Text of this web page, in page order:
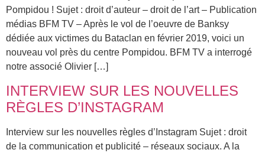
Pompidou ! Sujet : droit d’auteur – droit de l’art – Publication
médias BFM TV – Après le vol de l’oeuvre de Banksy
dédiée aux victimes du Bataclan en février 2019, voici un
nouveau vol près du centre Pompidou. BFM TV a interrogé
notre associé Olivier […]
INTERVIEW SUR LES NOUVELLES
RÈGLES D’INSTAGRAM
Interview sur les nouvelles règles d’Instagram Sujet : droit
de la communication et publicité – réseaux sociaux. A la